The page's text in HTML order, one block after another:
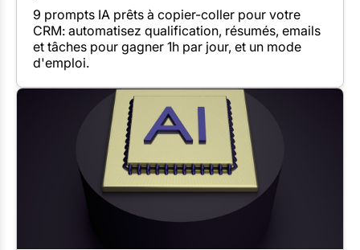
9 prompts IA prêts à copier-coller pour votre
CRM: automatisez qualification, résumés, emails
et tâches pour gagner 1h par jour, et un mode
d'emploi.